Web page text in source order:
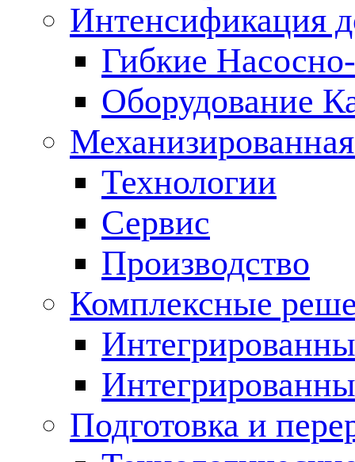
Интенсификация
Гибкие
Оборудование
Технологии
Сервис
Производство
Комплексные
Подготовка и